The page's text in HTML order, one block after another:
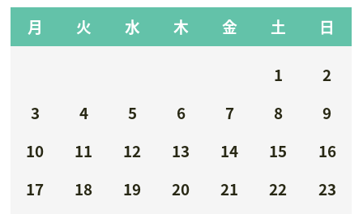
月
火 水 木 金 土 日
1
2
3
4 5 6 7 8
9
10
11 12 13 14 15
16
17
18 19 20 21 22
23